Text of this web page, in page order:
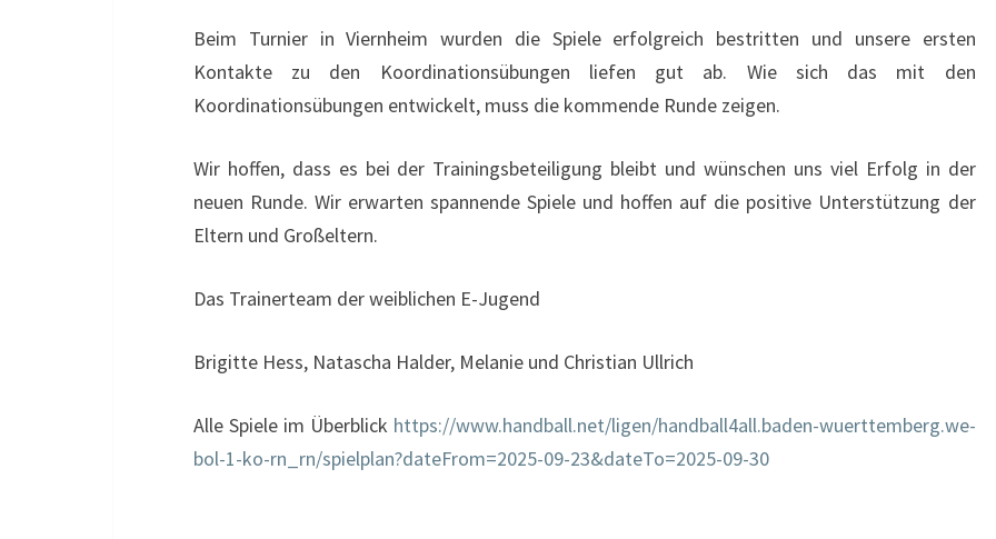
Beim Turnier in Viernheim wurden die Spiele erfolgreich bestritten und unsere ersten
Kontakte zu den Koordinationsübungen liefen gut ab. Wie sich das mit den
Koordinationsübungen entwickelt, muss die kommende Runde zeigen.
Wir hoffen, dass es bei der Trainingsbeteiligung bleibt und wünschen uns viel Erfolg in der
neuen Runde. Wir erwarten spannende Spiele und hoffen auf die positive Unterstützung der
Eltern und Großeltern.
Das Trainerteam der weiblichen E-Jugend
Brigitte Hess, Natascha Halder, Melanie und Christian Ullrich
Alle Spiele im Überblick https://www.handball.net/ligen/handball4all.baden-wuerttemberg.we-
bol-1-ko-rn_rn/spielplan?dateFrom=2025-09-23&dateTo=2025-09-30